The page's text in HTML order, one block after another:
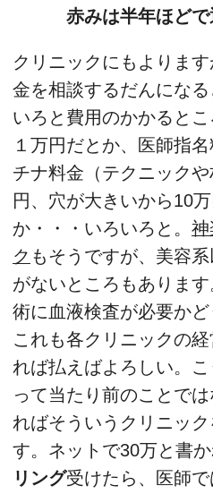
赤みは半年ほどで
クリニックにもよりま
金を相談するだんにな
いろと費用のかかると
１万円だとか、医師指
チナ料金（テクニック
円、穴が大きいから10
か・・・いろいろと。 神
ク もそうですが、美容
がないところもありま
術に血液検査が必要かど
これも各クリニックの
れば払えばよろしい。
って当たり前のことで
ればそういうクリニッ
す。ネットで30万と書
リング受けたら、医師